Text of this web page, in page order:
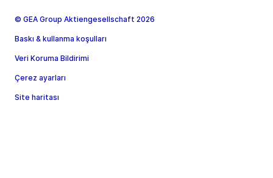
© GEA Group Aktiengesellschaft 2026
Baskı & kullanma koşulları
Veri Koruma Bildirimi
Çerez ayarları
Site haritası